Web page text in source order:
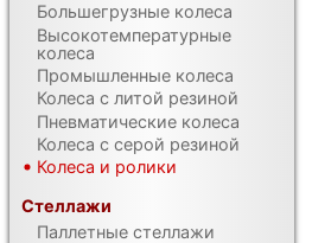
Большегрузные колеса
Высокотемпературные
колеса
Промышленные колеса
Колеса с литой резиной
Пневматические колеса
Колеса с серой резиной
Колеса и ролики
Стеллажи
Паллетные стеллажи